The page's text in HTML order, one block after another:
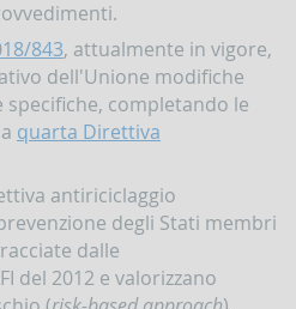
843, attualmente in vigore,
dell'Unione modifiche
completando le
quarta Direttiva
antiriciclaggio
degli Stati membri
dalle
del 2012 e valorizzano